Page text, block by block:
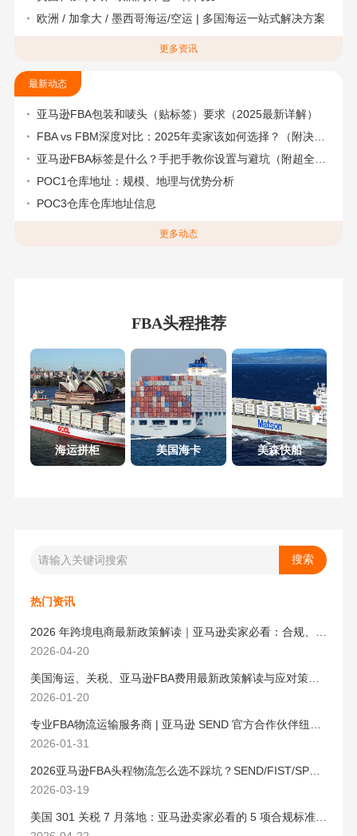
欧洲 / 加拿大 / 墨西哥海运/空运 | 多国海运一站式解决方案
更多资讯
最新动态
亚马逊FBA包装和唛头（贴标签）要求（2025最新详解）
FBA vs FBM深度对比：2025年卖家该如何选择？（附决策流程图）
亚马逊FBA标签是什么？手把手教你设置与避坑（附超全指南）
POC1仓库地址：规模、地理与优势分析
POC3仓库仓库地址信息
更多动态
FBA头程推荐
海运拼柜 美国海卡 美森快船
热门资讯
2026 年跨境电商最新政策解读｜亚马逊卖家必看：合规、成本与物流新机遇
2026-04-20
美国海运、关税、亚马逊FBA费用最新政策解读与应对策略（2026版）
2026-01-20
专业FBA物流运输服务商 | 亚马逊 SEND 官方合作伙伴纽酷国际物流
2026-01-31
2026亚马逊FBA头程物流怎么选不踩坑？SEND/FIST/SPN官方认证物流商，只有这家敢承诺“准达率第一”
2026-03-19
美国 301 关税 7 月落地：亚马逊卖家必看的 5 项合规标准与稳交付方案